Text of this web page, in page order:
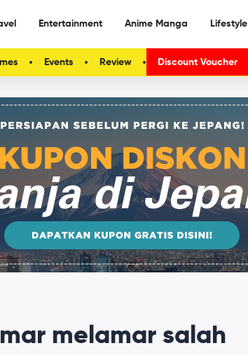
Entertainment Anime Manga Lifestyle
Events Review Discount Voucher
melamar salah